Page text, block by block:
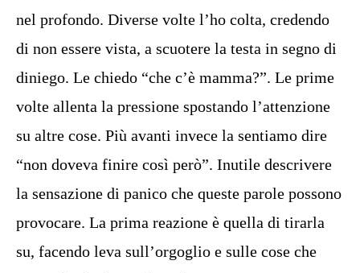
nel profondo. Diverse volte l’ho colta, credendo
di non essere vista, a scuotere la testa in segno di
diniego. Le chiedo “che c’è mamma?”. Le prime
volte allenta la pressione spostando l’attenzione
su altre cose. Più avanti invece la sentiamo dire
“non doveva finire così però”. Inutile descrivere
la sensazione di panico che queste parole possono
provocare. La prima reazione è quella di tirarla
su, facendo leva sull’orgoglio e sulle cose che